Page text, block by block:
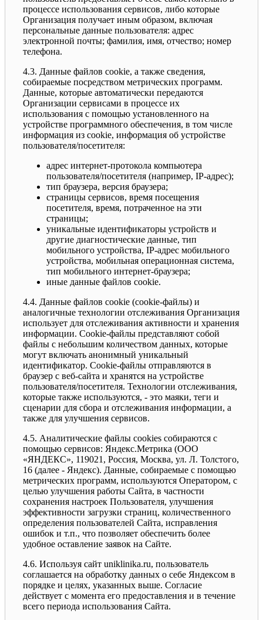
процессе использования сервисов, либо которые
Организация получает иным образом, включая
персональные данные пользователя: адрес
электронной почты; фамилия, имя, отчество; номер
телефона.
4.3. Данные файлов cookie, а также сведения,
собираемые посредством метрических программ.
Данные, которые автоматически передаются
Организации сервисами в процессе их
использования с помощью установленного на
устройстве программного обеспечения, в том числе
информация из cookie, информация об устройстве
пользователя/посетителя:
адрес интернет-протокола компьютера
пользователя/посетителя (например, IP-адрес);
тип браузера, версия браузера;
страницы сервисов, время посещения
посетителя, время, потраченное на эти
страницы;
уникальные идентификаторы устройств и
другие диагностические данные, тип
мобильного устройства, IP-адрес мобильного
устройства, мобильная операционная система,
тип мобильного интернет-браузера;
иные данные файлов cookie.
4.4. Данные файлов cookie (сookie-файлы) и
аналогичные технологии отслеживания Организация
использует для отслеживания активности и хранения
информации. Сookie-файлы представляют собой
файлы с небольшим количеством данных, которые
могут включать анонимный уникальный
идентификатор. Cookie-файлы отправляются в
браузер с веб-сайта и хранятся на устройстве
пользователя/посетителя. Технологии отслеживания,
которые также используются, - это маяки, теги и
сценарии для сбора и отслеживания информации, а
также для улучшения сервисов.
4.5. Аналитические файлы cookies собираются с
помощью сервисов: Яндекс.Метрика (ООО
«ЯНДЕКС», 119021, Россия, Москва, ул. Л. Толстого,
16 (далее - Яндекс). Данные, собираемые с помощью
метрических программ, используются Оператором, с
целью улучшения работы Сайта, в частности
сохранения настроек Пользователя, улучшения
эффективности загрузки страниц, количественного
определения пользователей Сайта, исправления
ошибок и т.п., что позволяет обеспечить более
удобное оставление заявок на Сайте.
4.6. Используя сайт uniklinika.ru, пользователь
соглашается на обработку данных о себе Яндексом в
порядке и целях, указанных выше. Согласие
действует с момента его предоставления и в течение
всего периода использования Сайта.